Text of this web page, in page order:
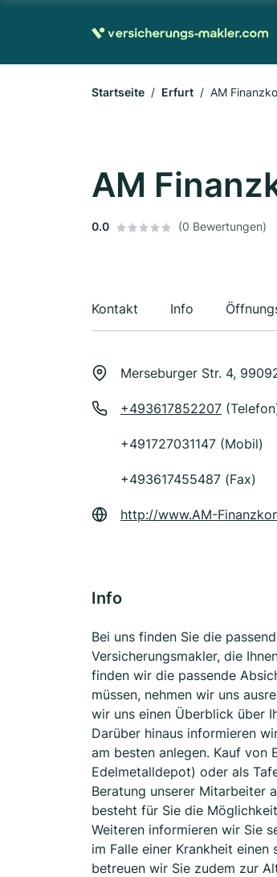
Startseite Erfurt AM
AM
0.0 (0 Bewertungen)
Kontakt Info
Merseburger Str. 4,
+493617852207
+491727031147 (Mobil)
+493617455487 (Fax)
http://www.AM-
Info
Bei uns finden Sie die
Versicherungsmakler, die
finden wir die passende
müssen, nehmen wir uns
wir uns einen Überblick über
Darüber hinaus informieren
am besten anlegen. Kauf von
Edelmetalldepot) oder als
Beratung unserer Mitarbeiter
besteht für Sie die
Weiteren informieren wir Sie
im Falle einer Krankheit
betreuen wir Sie zudem zur